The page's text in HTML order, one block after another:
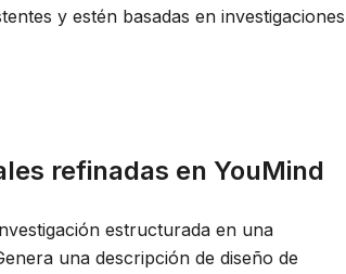
y estén basadas en investigaciones
refinadas en YouMind
estructurada en una
una descripción de diseño de